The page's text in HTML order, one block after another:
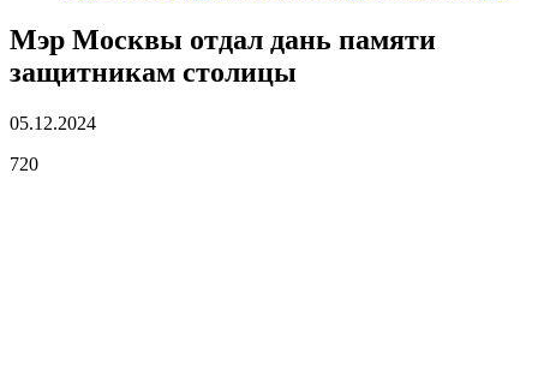
Мэр Москвы отдал дань памяти
защитникам столицы
05.12.2024
720